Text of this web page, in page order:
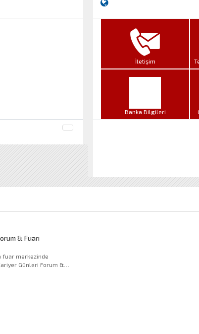
İletişim
Banka Bilgileri
& Fuarı
Günleri Forum &